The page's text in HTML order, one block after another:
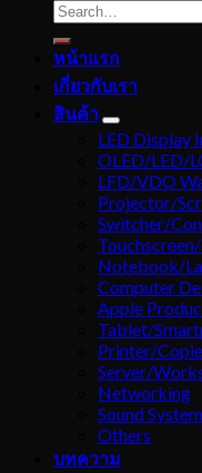
Search
for:
หน้าแรก
เกี่ยวกับเรา
สินค้า
LED Display
OLED/LED/
LFD/VDO
Projector/
Switcher/
Notebook/
Computer
Apple
Tablet/
Printer/
Server/
Networking
Sound System
Others
บทความ